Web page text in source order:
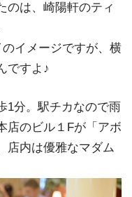
のは、崎陽軒のティ
イメージですが、横
ですよ♪
1分。駅チカなので雨
店のビル１Fが「アボ
店内は優雅なマダム